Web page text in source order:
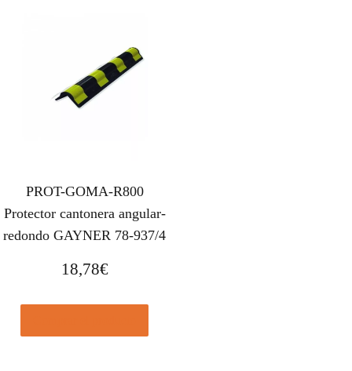
PROT-GOMA-R800
Protector cantonera angular-
redondo GAYNER 78-937/4
18,78€